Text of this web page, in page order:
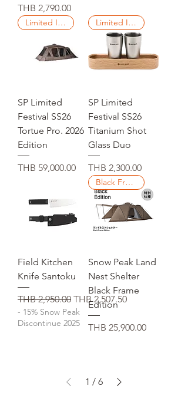
Price
THB 2,790.00
Limited Items
SP Limited
Festival SS26
Tortue Pro. 2026
Edition
Price
THB 59,000.00
Limited Items
SP Limited
Festival SS26
Titanium Shot
Glass Duo
Price
THB 2,300.00
Field Kitchen
Knife Santoku
Regular Price
THB 2,950.00 Sale Price
THB 2,507.50
- 15% Snow Peak
Discontinue 2025
Black Frame Edition
Snow Peak Land
Nest Shelter
Black Frame
Edition
Price
THB 25,900.00
1 / 6